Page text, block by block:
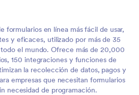
formularios en línea más fácil de usar,
y eficaces, utilizado por más de 35
todo el mundo. Ofrece más de 20,000
150 integraciones y funciones de
la recolección de datos, pagos y
empresas que necesitan formularios
necesidad de programación.